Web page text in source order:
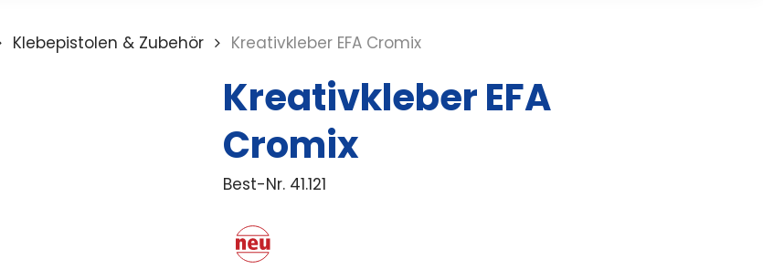
Klebepistolen & Zubehör Kreativkleber EFA Cromix
Kreativkleber EFA
Cromix
Best-Nr. 41.121